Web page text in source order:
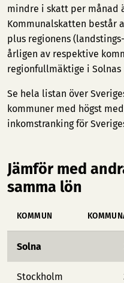
mindre i skatt per månad
Kommunalskatten består
plus regionens
årligen av respektive
regionfullmäktige i Solnas
Se hela listan över
kommuner med högst
inkomstranking för
Jämför med
samma lön
KOMMUN
Solna
Stockholm